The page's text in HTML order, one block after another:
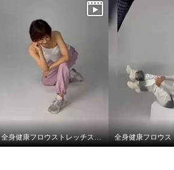
全身健康フロウストレッチスニーカーミックスピンク